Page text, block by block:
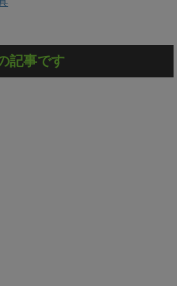
記事です